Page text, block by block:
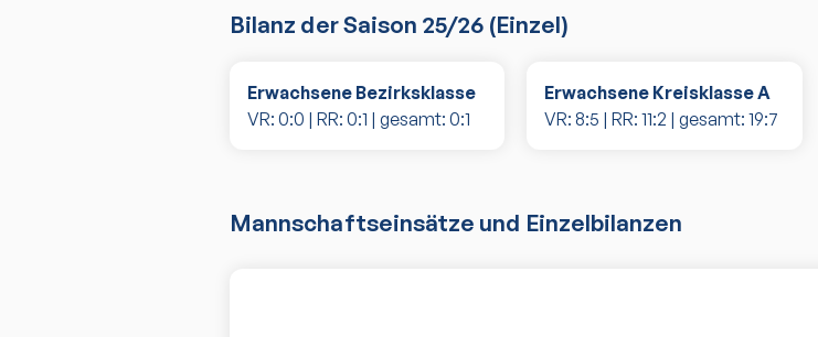
Bilanz der Saison 25/26 (Einzel)
Erwachsene Bezirksklasse
VR: 0:0 | RR: 0:1 | gesamt: 0:1
Erwachsene Kreisklasse A
VR:8:5 | RR: 11:2 | gesamt: 19:7
Mannschaftseinsätze und Einzelbilanzen